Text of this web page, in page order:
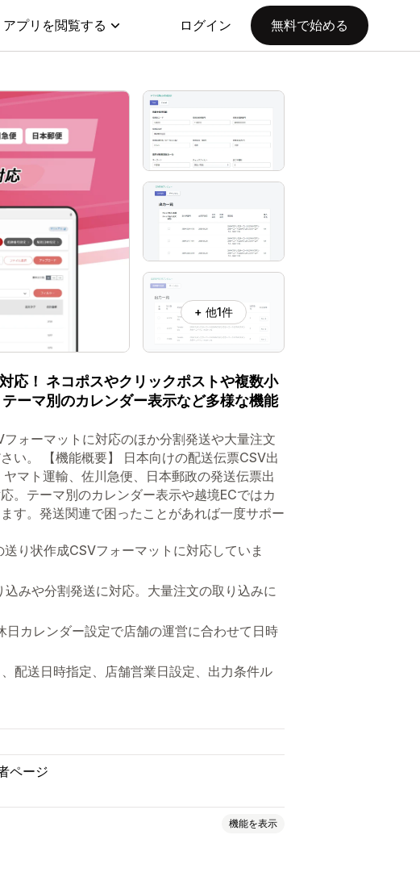
アプリを閲覧する ログイン 無料で始める
+ 他1件
応！ ネコポスやクリックポストや複数小
ーマ別のカレンダー表示など多様な機能
ォーマットに対応のほか分割発送や大量注文
い。 【機能概要】 日本向けの配送伝票CSV出
マト運輸、佐川急便、日本郵政の発送伝票出
。テーマ別のカレンダー表示や越境ECではカ
す。発送関連で困ったことがあれば一度サポー
り状作成CSVフォーマットに対応していま
みや分割発送に対応。大量注文の取り込みに
カレンダー設定で店舗の運営に合わせて日時
配送日時指定、店舗営業日設定、出力条件ル
ページ
機能を表示